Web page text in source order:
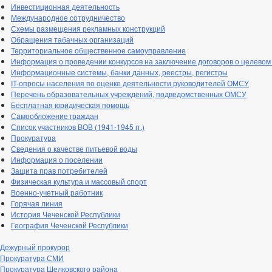
Инвестиционная деятельность
Международное сотрудничество
Схемы размещения рекламных конструкций
Обращения табачных организаций
Территориальное общественное самоуправление
Информация о проведении конкурсов на заключение договоров о
Информационные системы, банки данных, реестры, регистры
IT-опросы населения по оценке деятельности руководителей ОМСУ
Перечень образовательных учреждений, подведомственных ОМСУ
Бесплатная юридическая помощь
Самообложение граждан
Список участников ВОВ (1941-1945 гг.)
Прокуратура
Сведения о качестве питьевой воды
Информация о поселении
Защита прав потребителей
Физическая культура и массовый спорт
Военно-учетный работник
Горячая линия
История Чеченской Республики
География Чеченской Республики
Дежурный прокурор
Прокуратура СМИ
Прокуратура Шелковского района